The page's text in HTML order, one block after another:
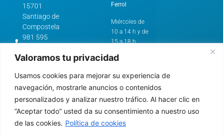
Valoramos tu privacidad
Usamos cookies para mejorar su experiencia de
navegación, mostrarle anuncios o contenidos
personalizados y analizar nuestro tráfico. Al hacer clic en
“Aceptar todo” usted da su consentimiento a nuestro uso
de las cookies. Política de cookies
15701
Santiago de
Compostela
981 595
cstg@comc.es
de
Esteiro,
61.
15403 -
Ferrol
Ferrol
Miércoles de
10 a 14 h y de
15 a 18 h
Horario de
A Coruña y
Santiago de
De lunes a